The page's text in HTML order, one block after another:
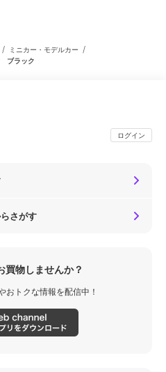
/ ミニカー・モデルカー /
ラック
ログイン
さがす
買物しませんか？
おトクな情報を配信中！